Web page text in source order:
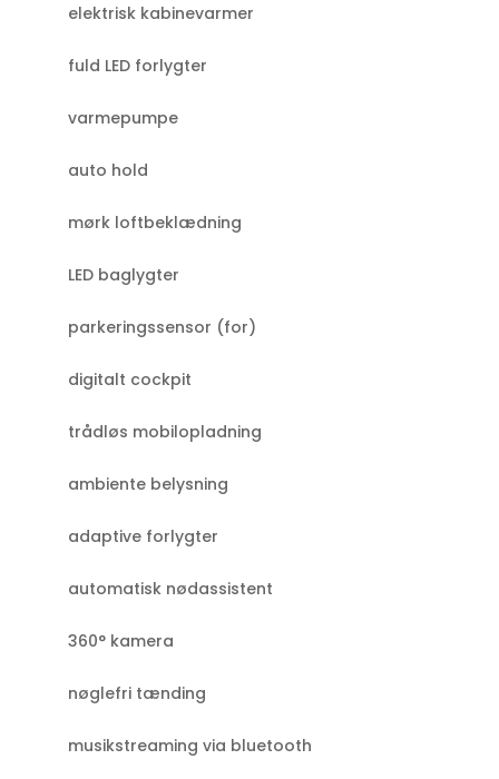
elektrisk kabinevarmer
fuld LED forlygter
varmepumpe
auto hold
mørk loftbeklædning
LED baglygter
parkeringssensor (for)
digitalt cockpit
trådløs mobilopladning
ambiente belysning
adaptive forlygter
automatisk nødassistent
360° kamera
nøglefri tænding
musikstreaming via bluetooth